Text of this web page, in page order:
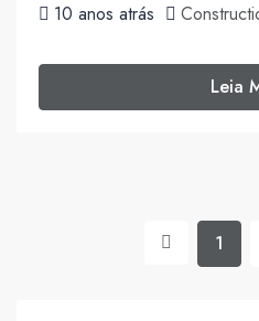
10 anos atrás
Leia
1